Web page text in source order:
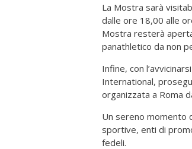
La Mostra sarà
dalle ore 18,00 alle
Mostra resterà
panathletico da non
Infine, con
International,
organizzata a Roma
Un sereno momento
sportive, enti di
fedeli.